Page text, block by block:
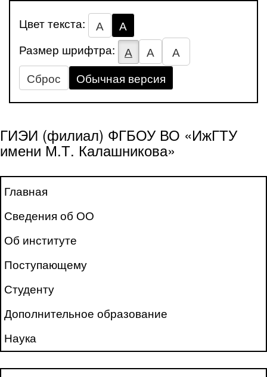
Цвет текста: А
А
Размер шрифтра:
А А
А
Сброс
Обычная версия
ГИЭИ (филиал) ФГБОУ ВО «ИжГТУ
имени М.Т. Калашникова»
Главная
Сведения об ОО
Об институте
Поступающему
Студенту
Дополнительное образование
Наука